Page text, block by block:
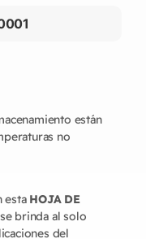
están
no
esta HOJA DE
se brinda al solo
del